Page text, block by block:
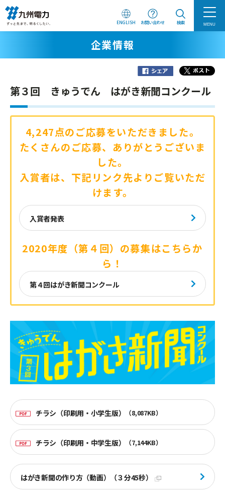
ENGLISH お問い合わせ 検索 MENU
企業情報
第３回 きゅうでん はがき新聞コンクール
4,247点のご応募をいただきました。
たくさんのご応募、ありがとうございま
した。
入賞者は、下記リンク先よりご覧いただ
けます。
入賞者発表
2020年度（第４回）の募集はこちらか
ら！
第４回はがき新聞コンクール
チラシ（印刷用・小学生版） （8,087KB）
チラシ（印刷用・中学生版） （7,144KB）
はがき新聞の作り方（動画）（３分45秒）